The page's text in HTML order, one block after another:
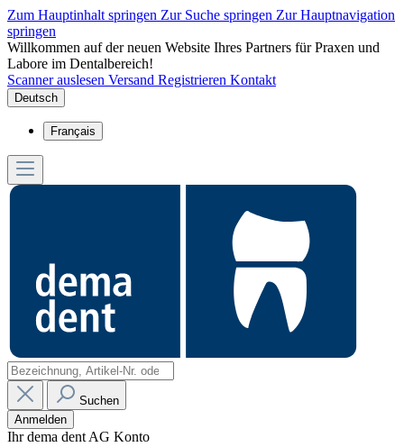
Zum Hauptinhalt springen Zur Suche springen Zur Hauptnavigation
springen
Willkommen auf der neuen Website Ihres Partners für Praxen und
Labore im Dentalbereich!
Scanner auslesen Versand Registrieren Kontakt
Deutsch
Français
Suchen
Anmelden
Ihr dema dent AG Konto